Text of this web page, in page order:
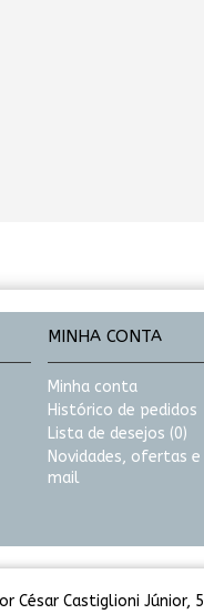
MINHA CONTA
Minha conta
Histórico de pedidos
Lista de desejos (0)
Novidades, ofertas
mail
César Castiglioni